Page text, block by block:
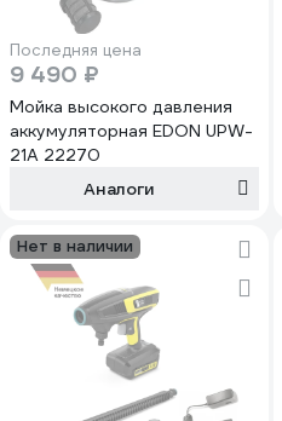
Последняя цена
9 490 ₽
Мойка высокого давления
аккумуляторная EDON UPW-
21A 22270
Аналоги
Нет в наличии